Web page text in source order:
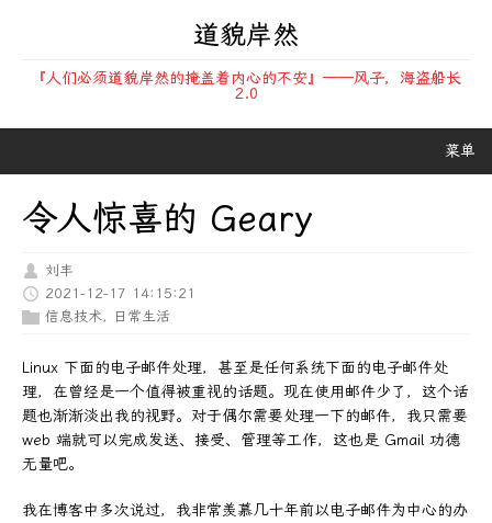
道貌岸然
『人们必须道貌岸然的掩盖着内心的不安』——风子，海盗船长
2.0
菜单
令人惊喜的 Geary
刘丰
2021-12-17 14:15:21
信息技术, 日常生活
Linux 下面的电子邮件处理，甚至是任何系统下面的电子邮件处
理，在曾经是一个值得被重视的话题。现在使用邮件少了，这个话
题也渐渐淡出我的视野。对于偶尔需要处理一下的邮件，我只需要
web 端就可以完成发送、接受、管理等工作，这也是 Gmail 功德
无量吧。
我在博客中多次说过，我非常羡慕几十年前以电子邮件为中心的办